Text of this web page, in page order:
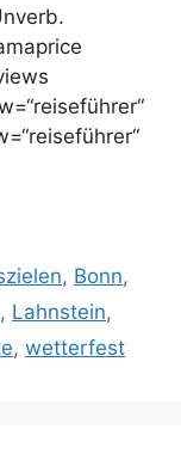
, Bonn,
, Lahnstein,
, wetterfest